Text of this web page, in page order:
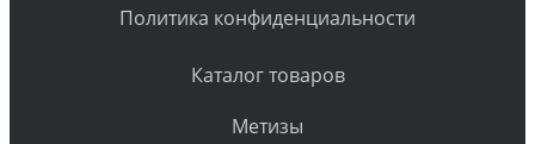
Политика конфиденциальности
Каталог товаров
Метизы